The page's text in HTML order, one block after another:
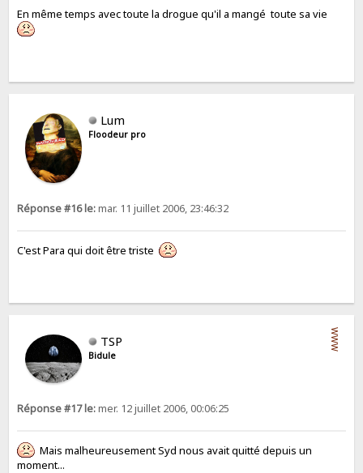
En même temps avec toute la drogue qu'il a mangé toute sa vie
Lum
Floodeur pro
Réponse #16 le:mar. 11 juillet 2006, 23:46:32
C'est Para qui doit être triste
TSP
Bidule
WWW
Réponse #17 le:mer. 12 juillet 2006, 00:06:25
Mais malheureusement Syd nous avait quitté depuis un
moment...